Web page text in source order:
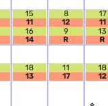
15
11
8
12
17
11
16
14
9
R
13
R
18
13
11
17
18
12